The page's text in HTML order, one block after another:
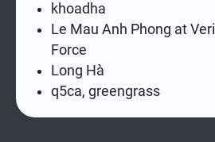
khoadha
Le Mau Anh Phong at
Force
Long Hà
q5ca, greengrass